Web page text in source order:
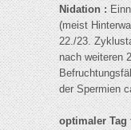
Nidation :
(meist
22./23.
nach weiteren
der Spermien
optimaler